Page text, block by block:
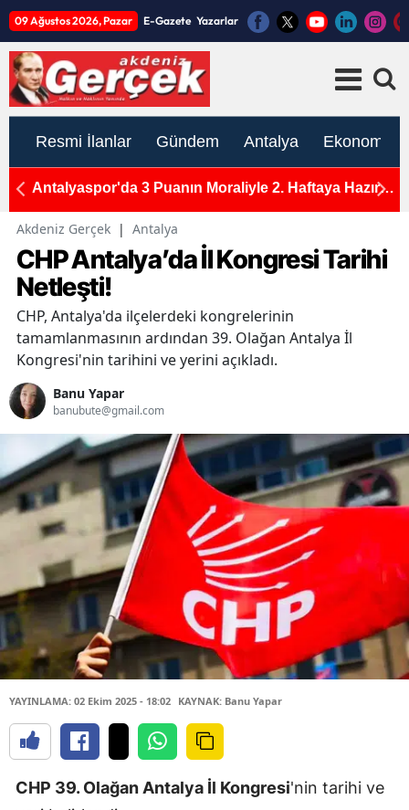
09 Ağustos 2026, Pazar E-Gazete Yazarlar
Resmi İlanlar Gündem Antalya Ekonomi
Antalyaspor'da 3 Puanın Moraliyle 2. Haftaya Hazırlık
Akdeniz Gerçek | Antalya
CHP Antalya’da İl Kongresi Tarihi
Netleşti!
CHP, Antalya'da ilçelerdeki kongrelerinin
tamamlanmasının ardından 39. Olağan Antalya İl
Kongresi'nin tarihini ve yerini açıkladı.
Banu Yapar
banubute@gmail.com
YAYINLAMA: 02 Ekim 2025 - 18:02 KAYNAK: Banu Yapar
CHP 39. Olağan Antalya İl Kongresi'nin tarihi ve